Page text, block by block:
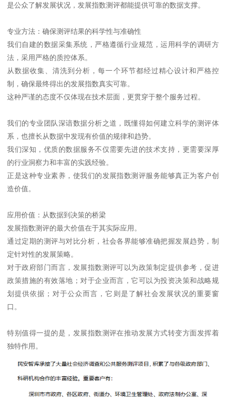
是公众了解发展状况，发展指数测评都能提供可靠的数据支撑。
专业方法：确保测评结果的科学性与准确性
我们自建的数据采集系统，严格遵循行业规范，运用科学的调研方
法，采用严格的质控体系。
从数据收集、清洗到分析，每一个环节都经过精心设计和严格控
制，确保最终得出的发展指数真实可靠。
这种严谨的态度不仅体现在技术层面，更贯穿于整个服务过程。
我们的专业团队深谙数据分析之道，既懂得如何建立科学的测评体
系，也擅长从数据中发现有价值的规律和趋势。
我们深知，优质的数据服务不仅需要先进的技术支持，更需要深厚
的行业洞察力和丰富的实践经验。
正是这种专业素养，使我们的发展指数测评服务能够真正为客户创
造价值。
应用价值：从数据到决策的桥梁
发展指数测评的最大价值在于其实际应用。
通过定期的测评与对比分析，社会各界能够准确把握发展趋势，制
定针对性的发展策略。
对于政府部门而言，发展指数测评可以为政策制定提供参考，促进
政策措施的有效落地；对于企业而言，它可以为投资决策和战略规
划提供依据；对于公众而言，它则是了解社会发展状况的重要窗
口。
特别值得一提的是，发展指数测评在推动发展方式转变方面发挥着
独特作用。